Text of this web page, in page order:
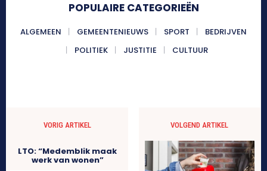
POPULAIRE CATEGORIEËN
ALGEMEEN GEMEENTENIEUWS SPORT
BEDRIJVEN
POLITIEK
JUSTITIE CULTUUR
VORIG ARTIKEL
LTO: “Medemblik maak
werk van wonen”
VOLGEND ARTIKEL